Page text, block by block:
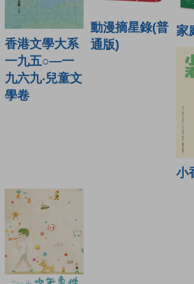
香港文學大系
一九五○—一
九六九‧兒童文
學卷
動漫摘星錄(普
通版)
家
小